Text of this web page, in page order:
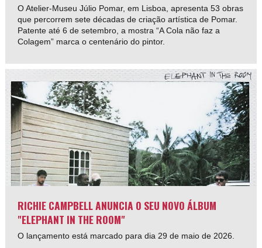
O Atelier-Museu Júlio Pomar, em Lisboa, apresenta 53 obras
que percorrem sete décadas de criação artística de Pomar.
Patente até 6 de setembro, a mostra “A Cola não faz a
Colagem” marca o centenário do pintor.
RICHIE CAMPBELL ANUNCIA O SEU NOVO ÁLBUM
"ELEPHANT IN THE ROOM"
O lançamento está marcado para dia 29 de maio de 2026.